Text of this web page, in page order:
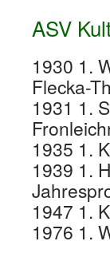
ASV
1930 1.
Flecka-
1931 1.
1935 1.
1939 1.
1947 1.
1976 1.